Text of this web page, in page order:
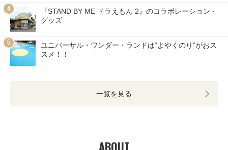
『STAND BY ME ドラえもん 2』のコラボレーション・
グッズ
ユニバーサル・ワンダー・ランドは“よやくのり”がおス
スメ！！
一覧を見る
ABOUT